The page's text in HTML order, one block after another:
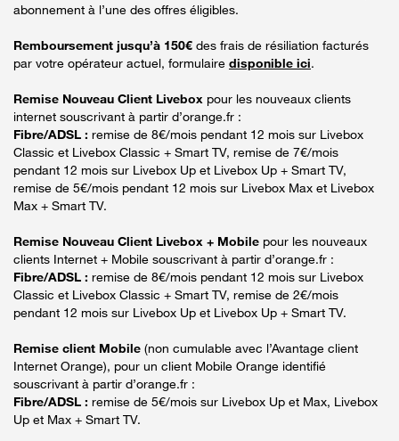
abonnement à l’une des offres éligibles.
Remboursement jusqu’à 150€ des frais de résiliation facturés
par votre opérateur actuel, formulaire disponible ici.
Remise Nouveau Client Livebox pour les nouveaux clients
internet souscrivant à partir d’orange.fr :
Fibre/ADSL : remise de 8€/mois pendant 12 mois sur Livebox
Classic et Livebox Classic + Smart TV, remise de 7€/mois
pendant 12 mois sur Livebox Up et Livebox Up + Smart TV,
remise de 5€/mois pendant 12 mois sur Livebox Max et Livebox
Max + Smart TV.
Remise Nouveau Client Livebox + Mobile pour les nouveaux
clients Internet + Mobile souscrivant à partir d’orange.fr :
Fibre/ADSL : remise de 8€/mois pendant 12 mois sur Livebox
Classic et Livebox Classic + Smart TV, remise de 2€/mois
pendant 12 mois sur Livebox Up et Livebox Up + Smart TV.
Remise client Mobile (non cumulable avec l’Avantage client
Internet Orange), pour un client Mobile Orange identifié
souscrivant à partir d’orange.fr :
Fibre/ADSL : remise de 5€/mois sur Livebox Up et Max, Livebox
Up et Max + Smart TV.